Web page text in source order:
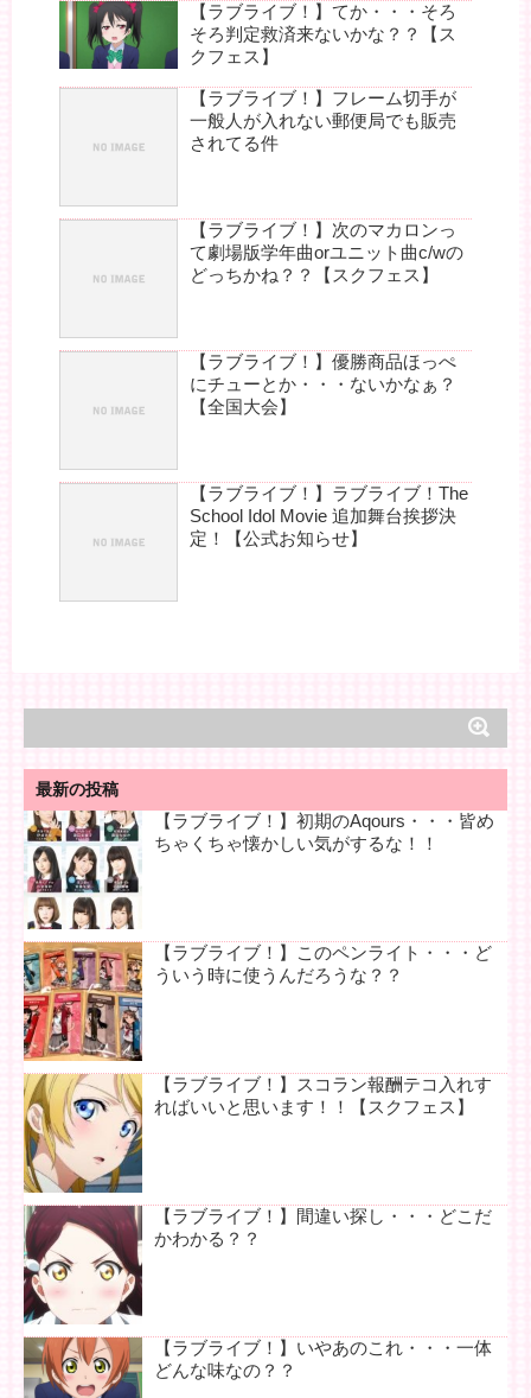
【ラブライブ！】てか・・・そろ
そろ判定救済来ないかな？？【ス
クフェス】
【ラブライブ！】フレーム切手が
一般人が入れない郵便局でも販売
されてる件
【ラブライブ！】次のマカロンっ
て劇場版学年曲orユニット曲c/wの
どっちかね？？【スクフェス】
【ラブライブ！】優勝商品ほっぺ
にチューとか・・・ないかなぁ？
【全国大会】
【ラブライブ！】ラブライブ！The
School Idol Movie 追加舞台挨拶決
定！【公式お知らせ】
最新の投稿
【ラブライブ！】初期のAqours・・・皆め
ちゃくちゃ懐かしい気がするな！！
【ラブライブ！】このペンライト・・・ど
ういう時に使うんだろうな？？
【ラブライブ！】スコラン報酬テコ入れす
ればいいと思います！！【スクフェス】
【ラブライブ！】間違い探し・・・どこだ
かわかる？？
【ラブライブ！】いやあのこれ・・・一体
どんな味なの？？